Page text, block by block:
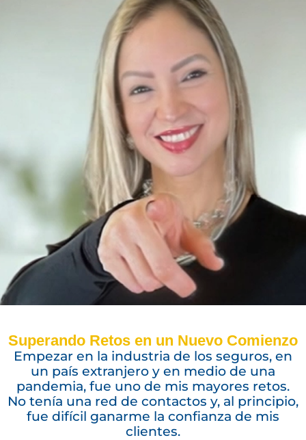
Superando Retos en un Nuevo Comienzo
Empezar en la industria de los seguros, en
un país extranjero y en medio de una
pandemia, fue uno de mis mayores retos.
No tenía una red de contactos y, al principio,
fue difícil ganarme la confianza de mis
clientes.